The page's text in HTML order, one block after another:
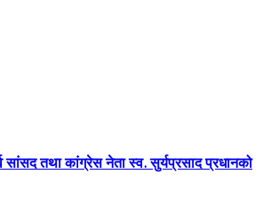
सांसद तथा कांग्रेस नेता स्व. सुर्यप्रसाद प्रधानको